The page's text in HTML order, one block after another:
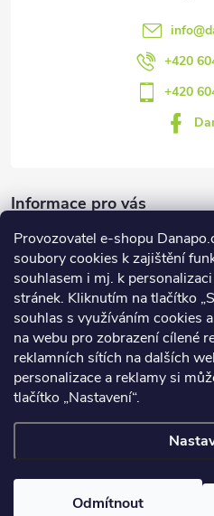
Provozovatel e-shopu
soubory cookies k zajištění
souhlasem i mj. k
stránek. Kliknutím na tlačítko
souhlas s využíváním cookies
na webu pro zobrazení cílené
reklamních sítích na dalších
personalizace a reklamy si
tlačítko „Nastavení“.
Odmítnout
info@
+420
+420
Informace pro vás
Dotazník
Co upřednosťnujete?
Počet hlasů:437
Facebook
Upravit